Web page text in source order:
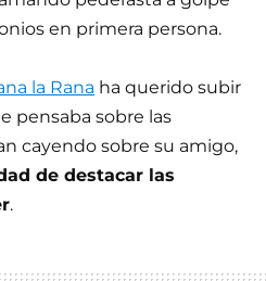
en primera persona.
la Rana ha querido subir
pensaba sobre las
cayendo sobre su amigo,
de destacar las
.